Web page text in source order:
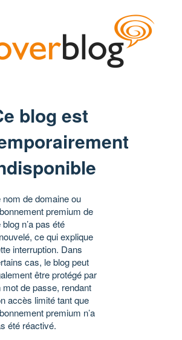
blog est
nom de domaine ou
premium de
n’a pas été
ce qui explique
interruption. Dans
cas, le blog peut
être protégé par
mot de passe, rendant
accès limité tant que
premium n’a
été réactivé.